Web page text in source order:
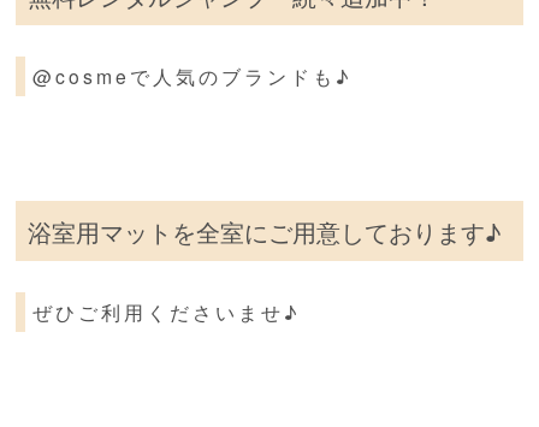
@cosmeで人気のブランドも♪
浴室用マットを全室にご用意しております♪
ぜひご利用くださいませ♪